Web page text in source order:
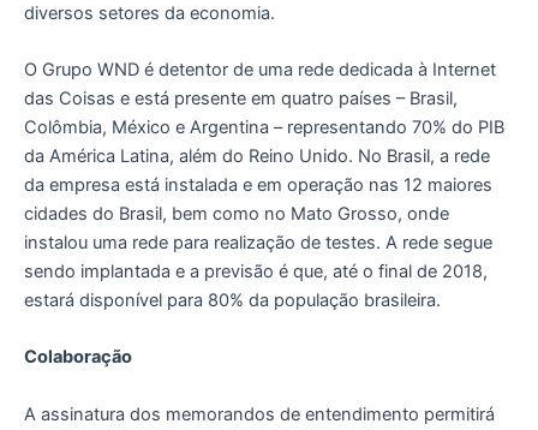
diversos setores da economia.
O Grupo WND é detentor de uma rede dedicada à Internet
das Coisas e está presente em quatro países – Brasil,
Colômbia, México e Argentina – representando 70% do PIB
da América Latina, além do Reino Unido. No Brasil, a rede
da empresa está instalada e em operação nas 12 maiores
cidades do Brasil, bem como no Mato Grosso, onde
instalou uma rede para realização de testes. A rede segue
sendo implantada e a previsão é que, até o final de 2018,
estará disponível para 80% da população brasileira.
Colaboração
A assinatura dos memorandos de entendimento permitirá